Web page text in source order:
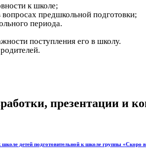
к школе;
предшкольной подготовки;
периода.
поступления его в школу.
презентации и
школе детей подготовительной к школе группы «Скоро